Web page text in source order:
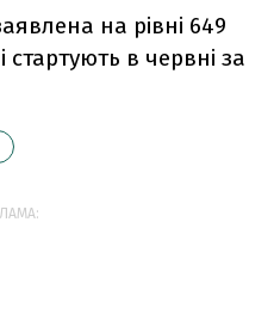
​​на рівні 649
стартують в червні за